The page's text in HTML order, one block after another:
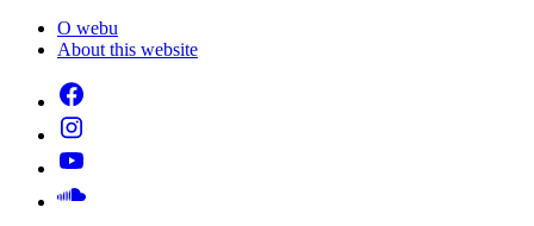
O webu
About this website